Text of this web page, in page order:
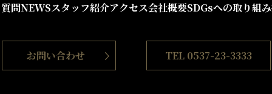
問NEWSスタッフ紹介アクセス会社概要SDGsへの取り組み
お問い合わせ TEL 0537-23-3333